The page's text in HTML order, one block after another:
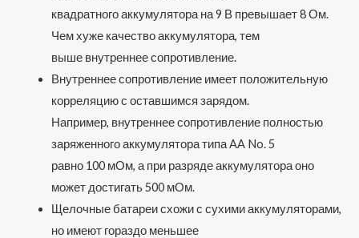
квадратного аккумулятора на 9 В превышает 8 Ом.
Чем хуже качество аккумулятора, тем
выше внутреннее сопротивление.
Внутреннее сопротивление имеет положительную
корреляцию с оставшимся зарядом.
Например, внутреннее сопротивление полностью
заряженного аккумулятора типа AA No. 5
равно 100 мОм, а при разряде аккумулятора оно
может достигать 500 мОм.
Щелочные батареи схожи с сухими аккумуляторами,
но имеют гораздо меньшее